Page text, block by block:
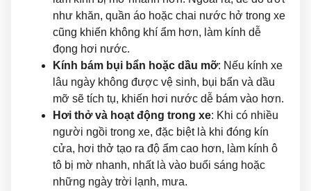
như khăn, quần áo hoặc chai nước hở trong xe
cũng khiến không khí ẩm hơn, làm kính dễ
đọng hơi nước.
Kính bám bụi bẩn hoặc dầu mỡ: Nếu kính xe
lâu ngày không được vệ sinh, bụi bẩn và dầu
mỡ sẽ tích tụ, khiến hơi nước dễ bám vào hơn.
Hơi thở và hoạt động trong xe: Khi có nhiều
người ngồi trong xe, đặc biệt là khi đóng kín
cửa, hơi thở tạo ra độ ẩm cao hơn, làm kính ô
tô bị mờ nhanh, nhất là vào buổi sáng hoặc
những ngày trời lạnh, mưa.